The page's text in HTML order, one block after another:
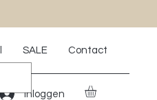
SALE Contact
Inloggen